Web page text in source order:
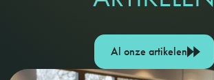
Al onze artikelen